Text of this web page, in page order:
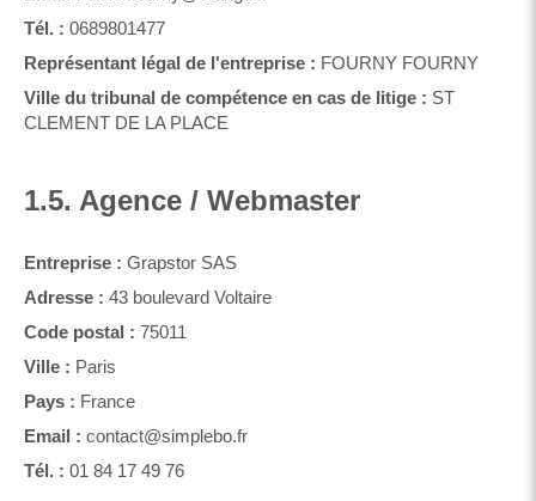
Tél. : 0689801477
Représentant légal de l'entreprise : FOURNY FOURNY
Ville du tribunal de compétence en cas de litige : ST
CLEMENT DE LA PLACE
1.5. Agence / Webmaster
Entreprise : Grapstor SAS
Adresse : 43 boulevard Voltaire
Code postal : 75011
Ville : Paris
Pays : France
Email : contact@simplebo.fr
Tél. : 01 84 17 49 76